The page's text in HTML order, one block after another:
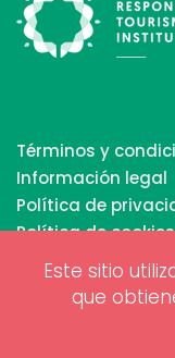
Este sitio
que
Términos y
Información legal
Política de
Política de cookies
Copyrights © 2026
Responsible Tourism